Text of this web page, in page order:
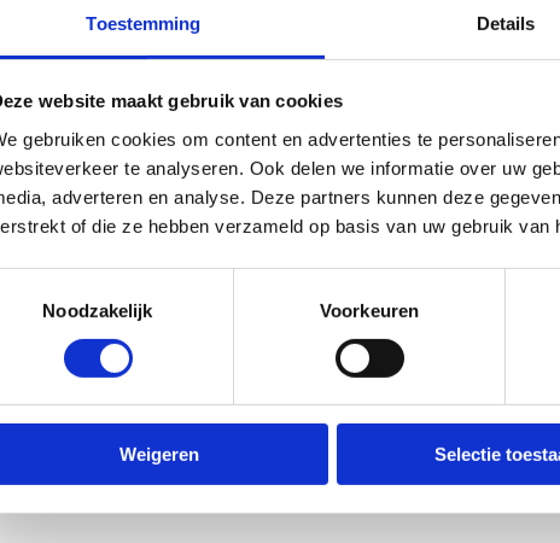
Toestemming Details
website maakt gebruik van cookies
gebruiken cookies om content en advertenties te
te analyseren. Ook delen we informatie over uw
adverteren en analyse. Deze partners kunnen deze
of die ze hebben verzameld op basis van uw gebruik van
Noodzakelijk
Voorkeuren
Weigeren Selectie
domein jouw vraag behoort